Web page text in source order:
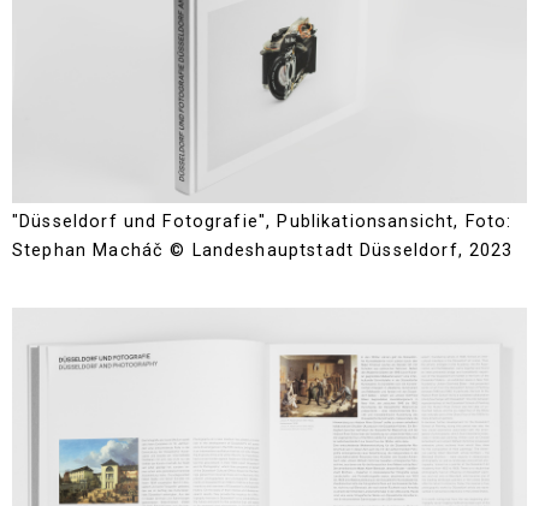
"Düsseldorf und Fotografie", Publikationsansicht, Foto:
Stephan Macháč © Landeshauptstadt Düsseldorf, 2023